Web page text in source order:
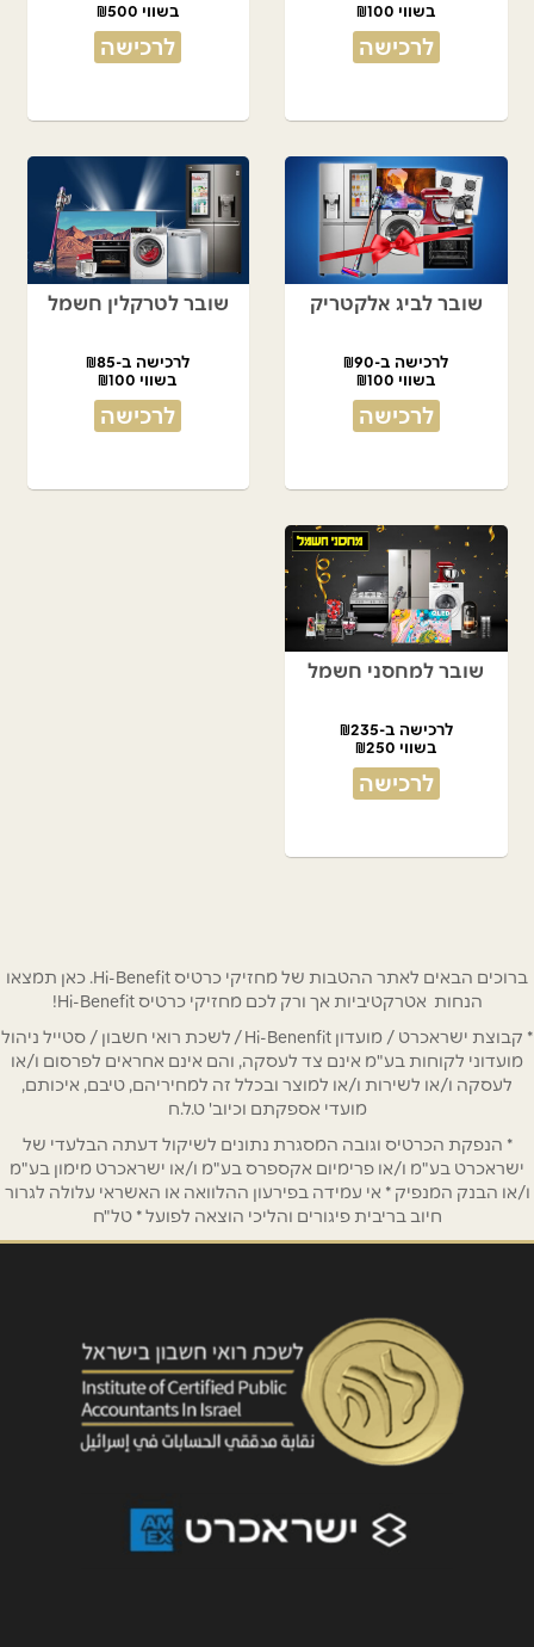
בשווי ₪100
לרכישה
בשווי ₪500
לרכישה
שובר לביג אלקטריק
לרכישה ב-₪90
בשווי ₪100
לרכישה
שובר לטרקלין חשמל
לרכישה ב-₪85
בשווי ₪100
לרכישה
שובר למחסני חשמל
לרכישה ב-₪235
בשווי ₪250
לרכישה
ברוכים הבאים לאתר ההטבות של מחזיקי כרטיס Hi-Benefit. כאן תמצאו
הנחות אטרקטיביות אך ורק לכם מחזיקי כרטיס Hi-Benefit!
* קבוצת ישראכרט / מועדון Hi-Benenfit / לשכת רואי חשבון / סטייל ניהול
מועדוני לקוחות בע"מ אינם צד לעסקה, והם אינם אחראים לפרסום ו/או
לעסקה ו/או לשירות ו/או למוצר ובכלל זה למחיריהם, טיבם, איכותם,
מועדי אספקתם וכיוב' ט.ל.ח
* הנפקת הכרטיס וגובה המסגרת נתונים לשיקול דעתה הבלעדי של
ישראכרט בע"מ ו/או פרימיום אקספרס בע"מ ו/או ישראכרט מימון בע"מ
ו/או הבנק המנפיק * אי עמידה בפירעון ההלוואה או האשראי עלולה לגרור
חיוב בריבית פיגורים והליכי הוצאה לפועל * טל"ח